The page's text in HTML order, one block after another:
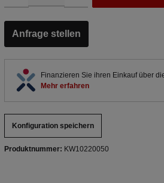
Anfrage stellen
Finanzieren Sie ihren Einkauf über
Mehr erfahren
Konfiguration speichern
Produktnummer: KW10220050